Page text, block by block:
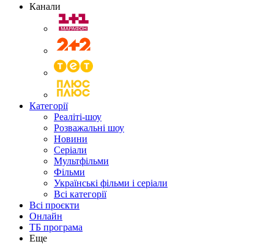
Канали
Категорії
Реаліті-шоу
Розважальні шоу
Новини
Серіали
Мультфільми
Фільми
Українські фільми і серіали
Всі категорії
Всі проєкти
Онлайн
ТБ програма
Еще